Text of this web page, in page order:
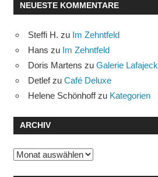
NEUESTE KOMMENTARE
Steffi H. zu Im Zehntfeld
Hans zu Im Zehntfeld
Doris Martens zu Galerie Lafajeck
Detlefzu Café Deluxe
Helene Schönhoffzu Kategorien
ARCHIV
Archiv